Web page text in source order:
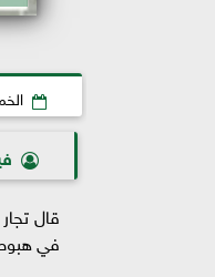
قال
في هبوط